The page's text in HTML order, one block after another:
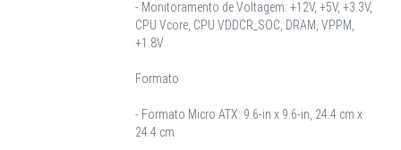
- Monitoramento de Voltagem: +12V, +5V, +3.3V,
CPU Vcore, CPU VDDCR_SOC, DRAM, VPPM,
+1.8V
Formato
- Formato Micro ATX: 9.6-in x 9.6-in, 24.4 cm x
24.4 cm